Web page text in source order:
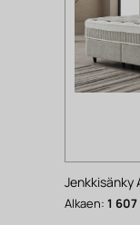
Jenkkisänky
Alkaen: 1 607